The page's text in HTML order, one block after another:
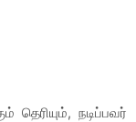
தெரியும், நடிப்பவர்